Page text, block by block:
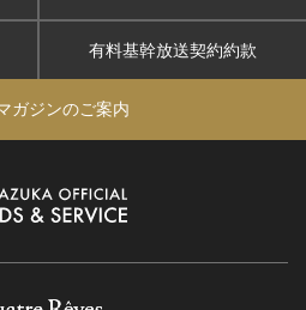
有料基幹放送契約約款
ガジンのご案内